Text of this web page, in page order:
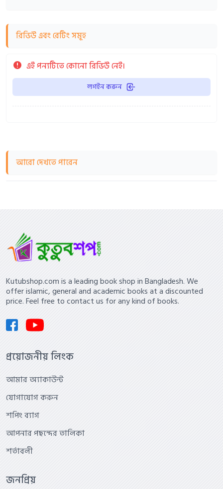
রিভিউ এবং রেটিং সমূহ
এই পন্যটিতে কোনো রিভিউ নেই।
লগইন করুন
আরো দেখতে পারেন
Kutubshop.com is a leading book shop in Bangladesh. We
offer islamic, general and academic books at a discounted
price. Feel free to contact us for any kind of books.
প্রয়োজনীয় লিংক
আমার অ্যাকাউন্ট
যোগাযোগ করুন
শপিং ব্যাগ
আপনার পছন্দের তালিকা
শর্তাবলী
জনপ্রিয়